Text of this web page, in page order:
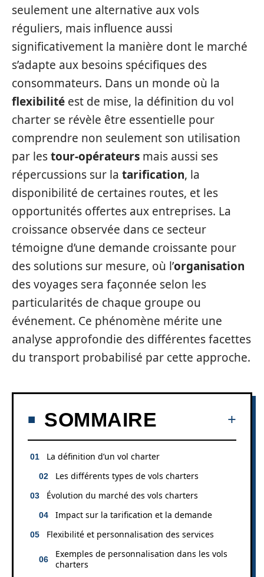
seulement une alternative aux vols
réguliers, mais influence aussi
significativement la manière dont le marché
s’adapte aux besoins spécifiques des
consommateurs. Dans un monde où la
flexibilité est de mise, la définition du vol
charter se révèle être essentielle pour
comprendre non seulement son utilisation
par lestour-opérateurs mais aussi ses
répercussions sur la tarification, la
disponibilité de certaines routes, et les
opportunités offertes aux entreprises. La
croissance observée dans ce secteur
témoigne d’une demande croissante pour
des solutions sur mesure, où l’organisation
des voyages sera façonnée selon les
particularités de chaque groupe ou
événement. Ce phénomène mérite une
analyse approfondie des différentes facettes
du transport probabilisé par cette approche.
SOMMAIRE
La définition d’un vol charter
Les différents types de vols charters
Évolution du marché des vols charters
Impact sur la tarification et la demande
Flexibilité et personnalisation des services
Exemples de personnalisation dans les vols
charters